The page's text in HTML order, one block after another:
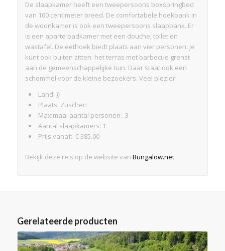
De slaapkamer heeft een tweepersoons boxspringbed
van 160 centimeter breed. De comfortabele hoekbank in
de woonkamer is ook een tweepersoons slaapbank. Er
is een aparte badkamer met een douche, toilet en
wastafel. De eethoek biedt plaats aan vier personen. Je
kunt ook buiten zitten: het terras met barbecue grenst
aan de gemeenschappelijke tuin. Daar staat ook een
schommel voor de kleine bezoekers. Veel plezier!
Land: )}
Plaats: Züschen
Maximaal aantal personen: 3
Aantal slaapkamers: 1
Prijs vanaf: € 385.00
Bekijk deze reis op de website van Bungalow.net
Gerelateerde producten